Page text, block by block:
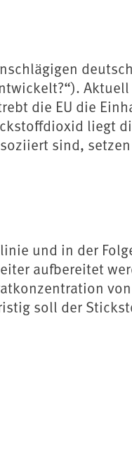
die EU die
liegt
sind,
und in der
aufbereitet
soll der